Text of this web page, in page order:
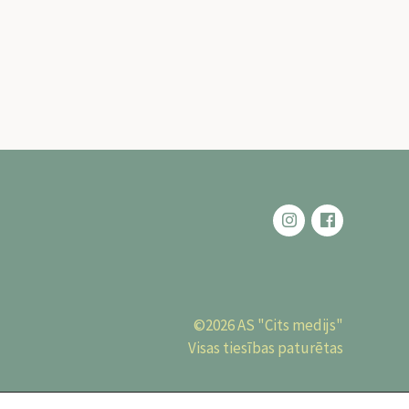
©2026 AS "Cits medijs"
Visas tiesības paturētas